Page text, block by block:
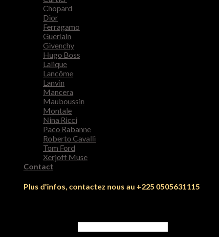
Chopard
Dior
Ferragamo
Guerlain
Givenchy
Hugo Boss
Lalique
Lancôme
Lanvin
Mancera
Mauboussin
Montale
Nina Ricci
Paco Rabanne
Roberto Cavalli
Tom Ford
Xerjoff Muse
Contact
Plus d'infos, contactez nous au +225 0505631115